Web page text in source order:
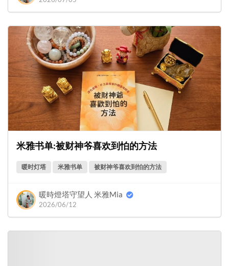
米雅书单:被财神爷喜欢到怕的方法
暖时灯塔 米雅书单 被财神爷喜欢到怕的方法
暖時燈塔守望人 米雅Mia
2026/06/12